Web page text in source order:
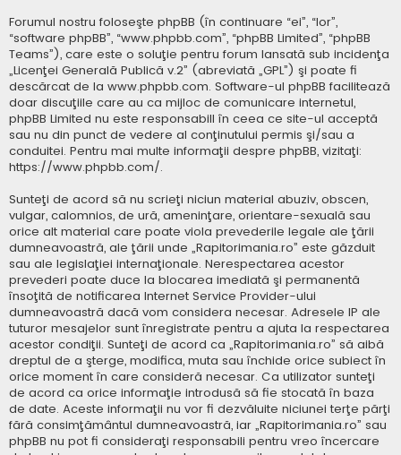
Forumul nostru foloseşte phpBB (în continuare “ei”, “lor”,
“software phpBB”, “www.phpbb.com”, “phpBB Limited”, “phpBB
Teams”), care este o soluţie pentru forum lansată sub incidenţa
„Licenţei Generală Publică v.2” (abreviată „GPL”) şi poate fi
descărcat de la www.phpbb.com. Software-ul phpBB facilitează
doar discuţiile care au ca mijloc de comunicare internetul,
phpBB Limited nu este responsabill în ceea ce site-ul acceptă
sau nu din punct de vedere al conţinutului permis şi/sau a
conduitei. Pentru mai multe informaţii despre phpBB, vizitaţi:
https://www.phpbb.com/.
Sunteţi de acord să nu scrieţi niciun material abuziv, obscen,
vulgar, calomnios, de ură, ameninţare, orientare-sexuală sau
orice alt material care poate viola prevederile legale ale ţării
dumneavoastră, ale ţării unde „Rapitorimania.ro” este găzduit
sau ale legislaţiei internaţionale. Nerespectarea acestor
prevederi poate duce la blocarea imediată şi permanentă
însoţită de notificarea Internet Service Provider-ului
dumneavoastră dacă vom considera necesar. Adresele IP ale
tuturor mesajelor sunt înregistrate pentru a ajuta la respectarea
acestor condiţii. Sunteţi de acord ca „Rapitorimania.ro” să aibă
dreptul de a şterge, modifica, muta sau închide orice subiect în
orice moment în care consideră necesar. Ca utilizator sunteţi
de acord ca orice informaţie introdusă să fie stocată în baza
de date. Aceste informaţii nu vor fi dezvăluite niciunei terţe părţi
fără consimţământul dumneavoastră, iar „Rapitorimania.ro” sau
phpBB nu pot fi consideraţi responsabili pentru vreo încercare